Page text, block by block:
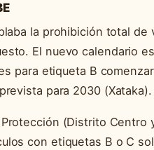
la prohibición total
El nuevo calendario
para etiqueta B
para 2030 (Xataka).
Protección (Distrito
con etiquetas B o C